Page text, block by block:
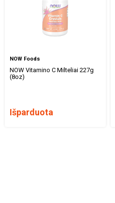
NOW Foods
NOW Vitamino C Milteliai 227g
(8oz)
Išparduota